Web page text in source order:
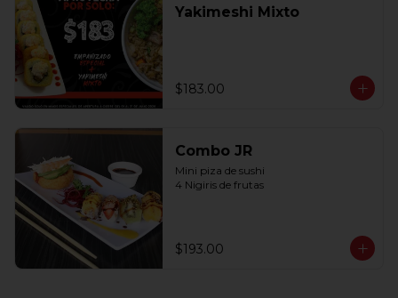
Yakimeshi Mixto
$183.00
Combo JR
Mini piza de sushi
4 Nigiris de frutas
$193.00